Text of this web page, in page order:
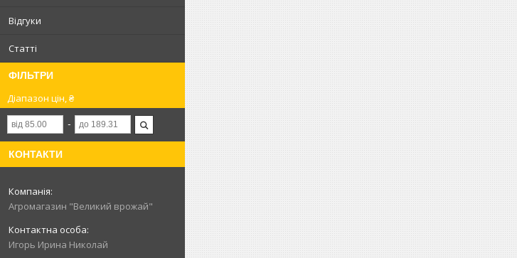
Відгуки
Статті
ФІЛЬТРИ
Діапазон цін, ₴
КОНТАКТИ
Агромагазин "Великий врожай"
Игорь Ирина Николай